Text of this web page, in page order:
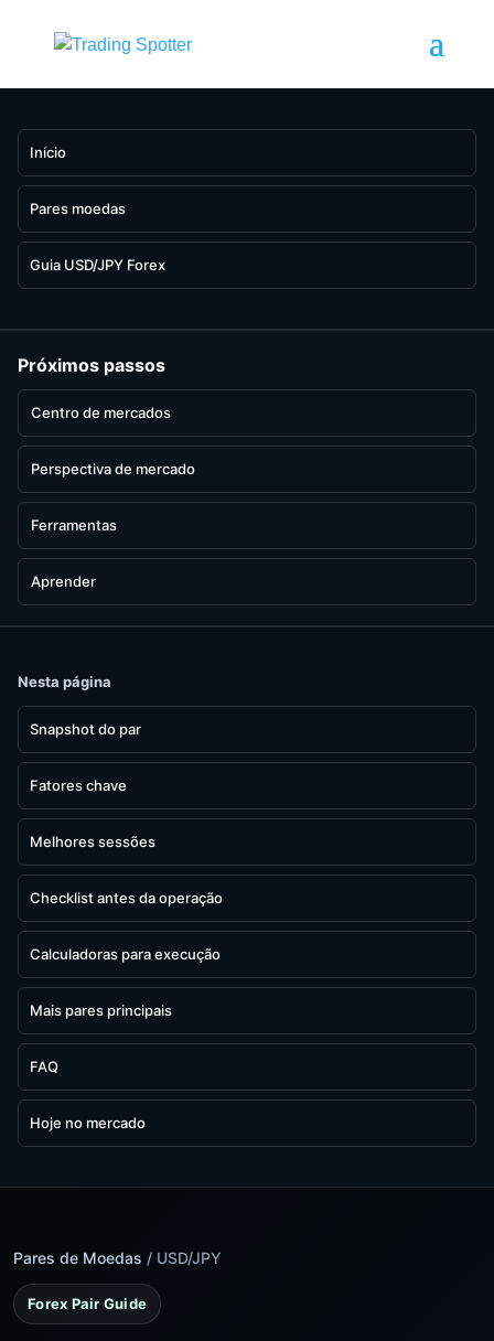
Início
Pares moedas
Guia USD/JPY Forex
Próximos passos
Centro de mercados
Perspectiva de mercado
Ferramentas
Aprender
Nesta página
Snapshot do par
Fatores chave
Melhores sessões
Checklist antes da operação
Calculadoras para execução
Mais pares principais
FAQ
Hoje no mercado
Pares de Moedas / USD/JPY
Forex Pair Guide